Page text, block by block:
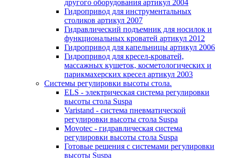
другого оборудования артикул 2004
Гидропривод для инструментальных
столиков артикул 2007
Гидравлический подъемник для носилок и
функциональных кроватей артикул 2012
Гидропривод для капельницы артикул 2006
Гидропривод для кресел-кроватей,
массажных кушеток, косметологических и
парикмахерских кресел артикул 2003
Системы регулировки высоты стола.
ELS - электрическая система регулировки
высоты стола Suspa
Varistand - система пневматической
регулировки высоты стола Suspa
Movotec - гидравлическая система
регулировки высоты стола Suspa
Готовые решения с системами регулировки
высоты Suspa